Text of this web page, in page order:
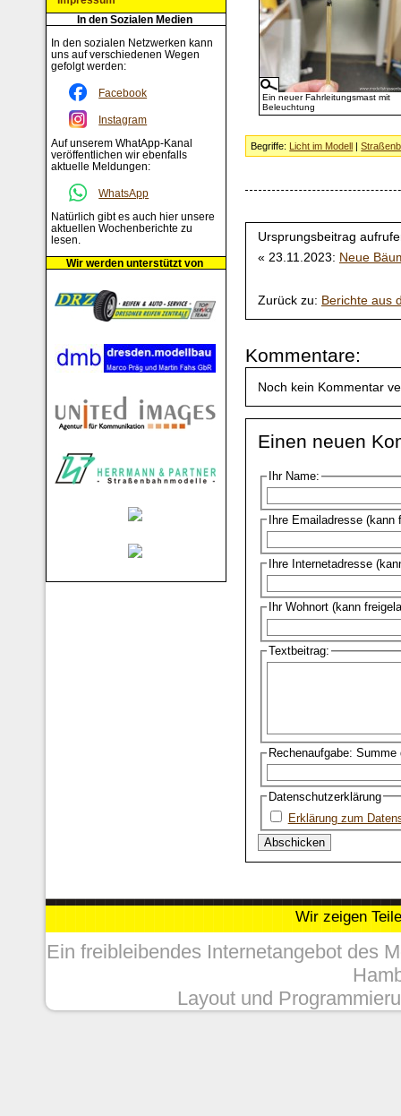
Ein neuer Fahrleitungsmast mit
Beleuchtung
Begriffe: Licht im Modell |
Ursprungsbeitrag
« 23.11.2023: Neue
Zurück zu: Berichte aus
Kommentare:
Noch kein Kommentar
Einen neuen
Ihr Name:
Ihre Emailadresse
Ihre Internetadresse
Ihr Wohnort (kann
Textbeitrag:
Rechenaufgabe:
Datenschutzerklärung
Erklärung zum
In den Sozialen Medien
In den sozialen Netzwerken kann
uns auf verschiedenen Wegen
gefolgt werden:
Facebook
Instagram
Auf unserem WhatApp-Kanal
veröffentlichen wir ebenfalls
aktuelle Meldungen:
WhatsApp
Natürlich gibt es auch hier unsere
aktuellen Wochenberichte zu
lesen.
Wir werden unterstützt von
Wir zeigen
Ein freibleibendes Internetangebot des
Layout und